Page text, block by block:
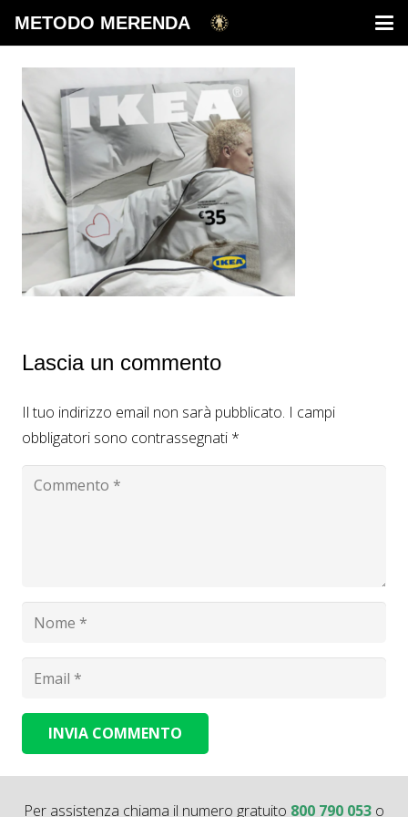
METODO MERENDA
Lascia un commento
Il tuo indirizzo email non sarà pubblicato. I campi
obbligatori sono contrassegnati *
INVIA COMMENTO
Per assistenza chiama il numero gratuito 800 790 053 o